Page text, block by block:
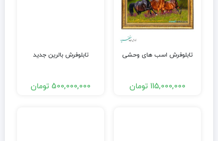
تابلوفرش اسب های وحشی
115,000,000 تومان
تابلوفرش بالرین جدید
500,000,000 تومان